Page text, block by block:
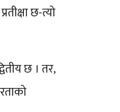
छ-त्यो
छ । तर,